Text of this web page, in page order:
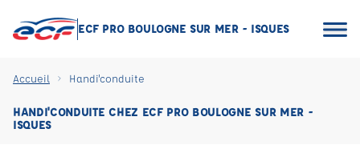
ECF PRO BOULOGNE SUR MER - ISQUES
Accueil Handi'conduite
HANDI'CONDUITE CHEZ ECF PRO BOULOGNE SUR MER -
ISQUES